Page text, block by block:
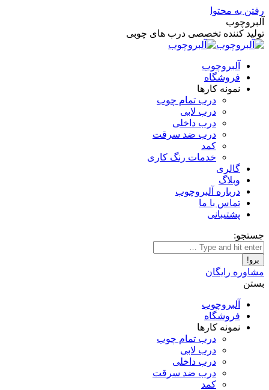
رفتن به محتوا
آلبروچوب
تولید کننده تخصصی درب های چوبی
آلبروچوب
فروشگاه
نمونه کارها
درب تمام چوب
درب لابی
درب داخلی
درب ضد سرقت
کمد
خدمات رنگ کاری
گالری
وبلاگ
درباره آلبروچوب
تماس با ما
پشتیبانی
جستجو:
مشاوره رایگان
بستن
آلبروچوب
فروشگاه
نمونه کارها
درب تمام چوب
درب لابی
درب داخلی
درب ضد سرقت
کمد